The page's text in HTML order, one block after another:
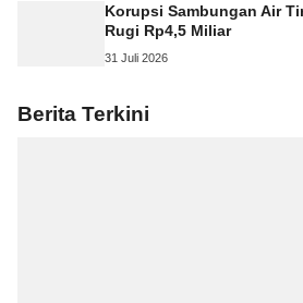
Korupsi Sambungan Air
Rugi Rp4,5 Miliar
31 Juli 2026
Berita Terkini